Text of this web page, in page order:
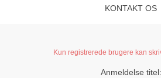
KONTAKT OS
Kun registrerede brugere kan
Anmeldelse titel: